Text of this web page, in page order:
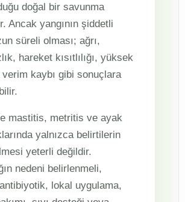
doğal bir savunma
Ancak yangının şiddetli
süreli olması; ağrı,
hareket kısıtlılığı, yüksek
kaybı gibi sonuçlara
mastitis, metritis ve ayak
yalnızca belirtilerin
yeterli değildir.
nedeni belirlenmeli,
lokal uygulama,